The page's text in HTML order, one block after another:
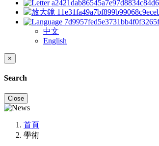
中文
English
×
Search
Close
首頁
學術